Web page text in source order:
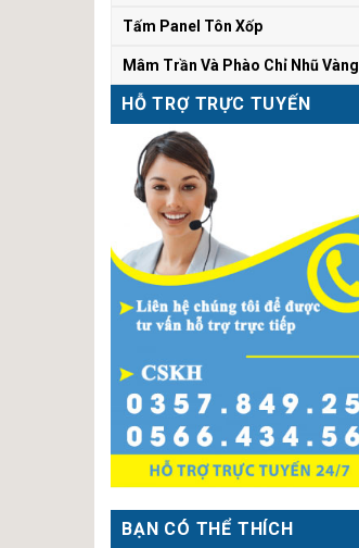
Tấm Panel Tôn Xốp
Mâm Trần Và Phào Chỉ Nhũ Vàng
HỖ TRỢ TRỰC TUYẾN
BẠN CÓ THỂ THÍCH